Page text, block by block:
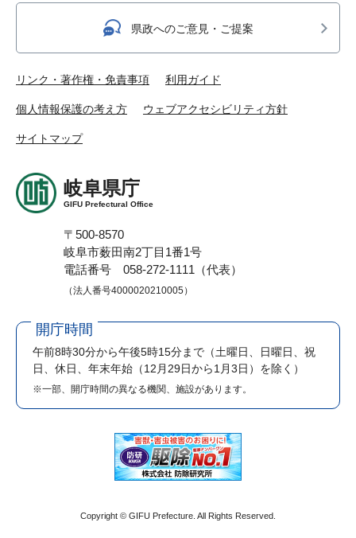
県政へのご意見・ご提案
リンク・著作権・免責事項 利用ガイド
個人情報保護の考え方 ウェブアクセシビリティ方針
サイトマップ
岐阜県庁
GIFU Prefectural Office
〒500-8570
岐阜市薮田南2丁目1番1号
電話番号 058-272-1111（代表）
（法人番号4000020210005）
開庁時間
午前8時30分から午後5時15分まで （土曜日、日曜日、祝
日、休日、年末年始（12月29日から1月3日）を除く）
※一部、開庁時間の異なる機関、施設があります。
Copyright © GIFU Prefecture. All Rights Reserved.